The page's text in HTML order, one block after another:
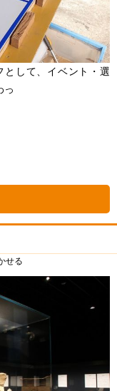
して、イベント・選
っ
せる